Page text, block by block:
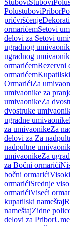
StuboviStubovi
PolustuboviPribor
pričvršćenje
ormarićemSetovi
delovi za Setovi
ugradnog
ugradnog
ormarićemRezervni
ormarićem
OrmarićiZa
umivaonike za
umivaonikeZa
dvostruke
ugradne umivaonike
za umivaonikeZa
delovi za Za
nadpultne
umivaonikeZa
za Bočni ormarići
bočni ormarići
ormarićiSrednje
ormarićiViseći
kupatilski nameštaj
nameštajZidne
delovi za Pribor